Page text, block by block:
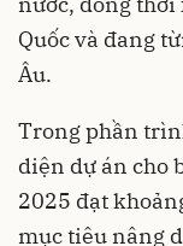
Quốc và đang
Âu.
Trong phần
diện dự án cho
2025 đạt
mục tiêu nâng